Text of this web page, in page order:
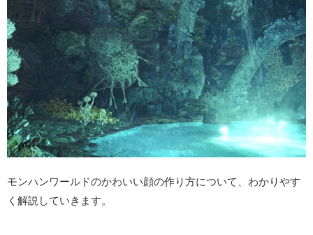
モンハンワールドのかわいい顔の作り方について、わかりやす
く解説していきます。